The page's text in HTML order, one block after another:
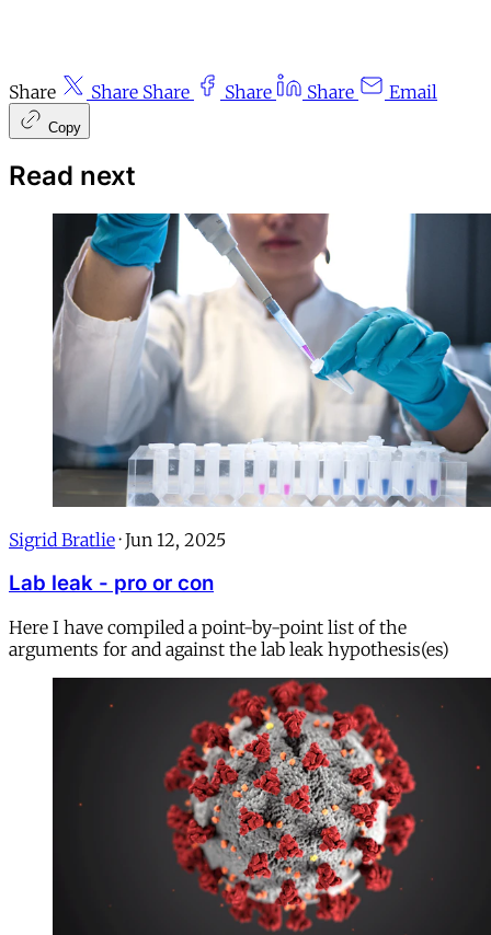
Share Share Share Share Share Email
Copy
Read next
Sigrid Bratlie · Jun 12, 2025
Lab leak - pro or con
Here I have compiled a point-by-point list of the
arguments for and against the lab leak hypothesis(es)